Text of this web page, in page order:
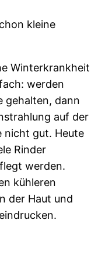
kleine
Winterkrankheit
werden
gehalten, dann
auf der
nicht gut. Heute
Rinder
werden.
kühleren
der Haut und